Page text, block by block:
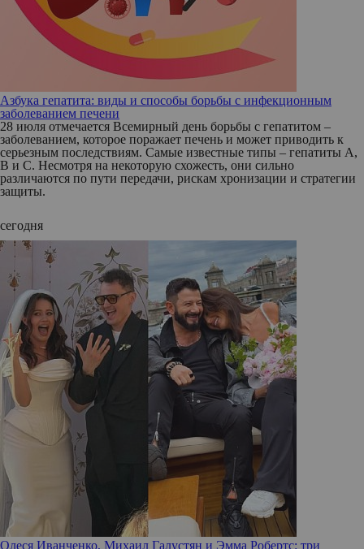
Азбука гепатита: виды и способы борьбы с инфекционным
заболеванием печени
28 июля отмечается Всемирный день борьбы с гепатитом –
заболеванием, которое поражает печень и может приводить к
серьезным последствиям. Самые известные типы – гепатиты А,
В и С. Несмотря на некоторую схожесть, они сильно
различаются по пути передачи, рискам хронизации и стратегии
защиты.
сегодня
Олеся Иванченко, Михаил Галустян и Эмма Робертс: три